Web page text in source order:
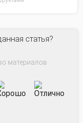
статья?
материалов